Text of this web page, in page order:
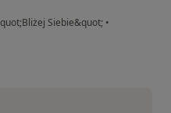
Siebie&quot; •